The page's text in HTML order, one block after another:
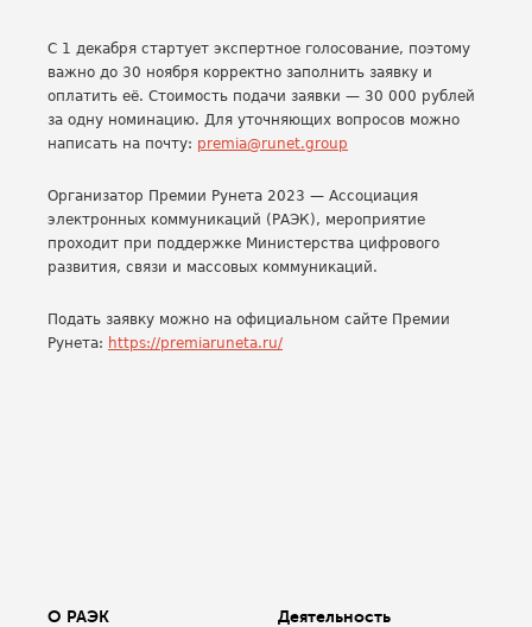
С 1 декабря стартует экспертное голосование, поэтому
важно до 30 ноября корректно заполнить заявку и
оплатить её. Стоимость подачи заявки — 30 000 рублей
за одну номинацию. Для уточняющих вопросов можно
написать на почту: premia@runet.group
Организатор Премии Рунета 2023 — Ассоциация
электронных коммуникаций (РАЭК), мероприятие
проходит при поддержке Министерства цифрового
развития, связи и массовых коммуникаций.
Подать заявку можно на официальном сайте Премии
Рунета: https://premiaruneta.ru/
О РАЭК Деятельность